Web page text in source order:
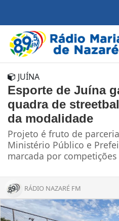
JUÍNA
Esporte de Juína
quadra de
da modalidade
Projeto é fruto de
Ministério Público e
marcada por
RÁDIO NAZARÉ FM